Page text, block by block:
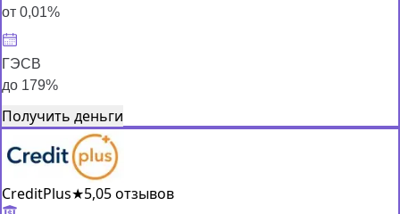
от 0,01%
ГЭСВ
до 179%
Получить деньги
CreditPlus★5,05 отзывов